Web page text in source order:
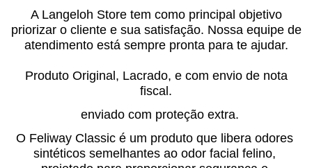
A Langeloh Store tem como principal objetivo
priorizar o cliente e sua satisfação. Nossa equipe de
atendimento está sempre pronta para te ajudar.
Produto Original, Lacrado, e com envio de nota
fiscal.
enviado com proteção extra.
O Feliway Classic é um produto que libera odores
sintéticos semelhantes ao odor facial felino,